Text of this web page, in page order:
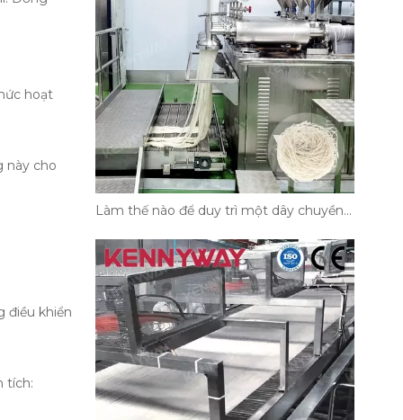
hoạt
này cho
điều khiển
tích:
Làm thế nào để duy trì một dây chuyền sản xuất mì phẳng?